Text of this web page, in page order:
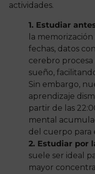
actividades.
1. Estudiar
la
fechas, datos
cerebro
sueño,
Sin embargo,
aprendizaje
partir de las
mental
del cuerpo para
2. Estudiar por
suele ser ideal
mayor